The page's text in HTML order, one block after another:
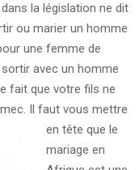
la législation ne dit
ou marier un homme
une femme de
avec un homme
fait que votre fils ne
Il faut vous mettre
en tête que le
mariage en